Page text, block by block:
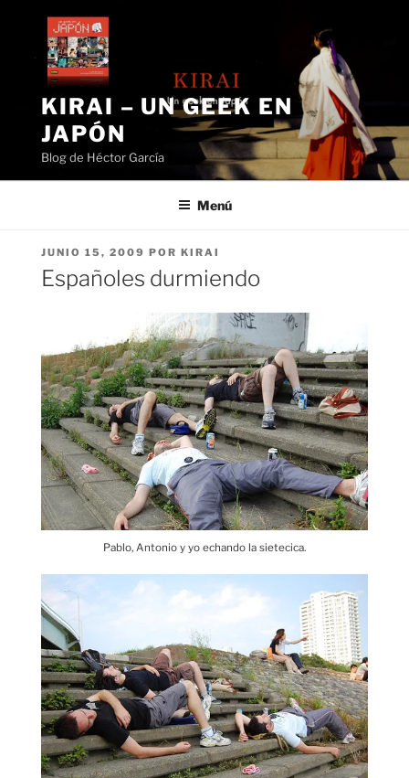
contenido
KIRAI – UN GEEK EN
JAPÓN
Blog de Héctor García
Menú
PUBLICADO
EL
JUNIO 15, 2009 POR KIRAI
Españoles durmiendo
Pablo, Antonio y yo echando la sietecica.